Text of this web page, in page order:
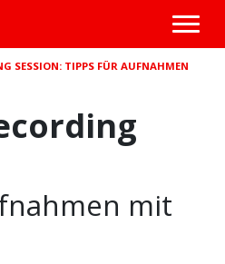
SESSION: TIPPS FÜR AUFNAHMEN
mit